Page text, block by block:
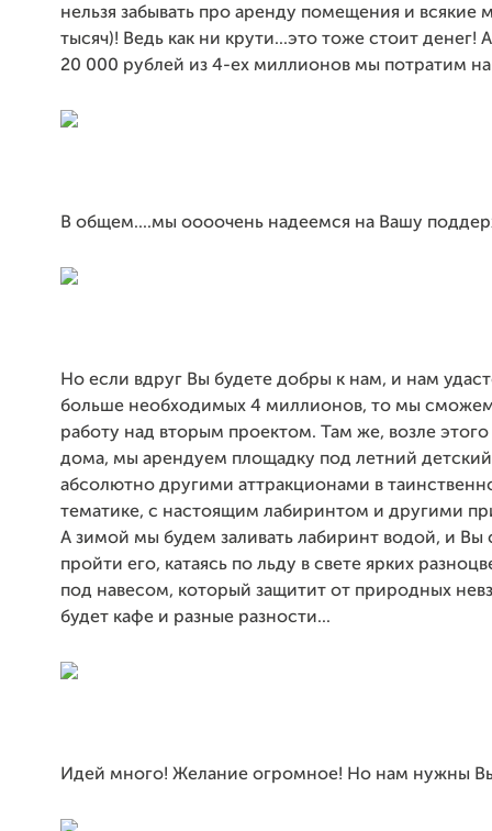
нельзя забывать про аренду помещения и всякие
тысяч)! Ведь как ни крути...это тоже стоит денег!
20 000 рублей из 4-ех миллионов мы потратим
В общем....мы оооочень надеемся на Вашу
Но если вдруг Вы будете добры к нам, и нам
больше необходимых 4 миллионов, то мы сможем
работу над вторым проектом. Там же, возле этого
дома, мы арендуем площадку под летний
абсолютно другими аттракционами в
тематике, с настоящим лабиринтом и другими
А зимой мы будем заливать лабиринт водой, и Вы
пройти его, катаясь по льду в свете ярких
под навесом, который защитит от природных
будет кафе и разные разности...
Идей много! Желание огромное! Но нам нужны